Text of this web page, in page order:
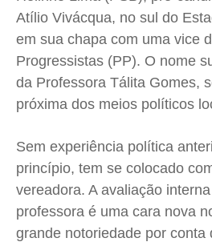
Quem Somos
Anuncie
Termos de Uso
Privacidade
Quem Somos
Anuncie
Termos de Uso
Privacidade
Quem Somos
Anuncie
Termos de Uso
Privacidade
Quem Somos
Anuncie
Termos de Uso
Privacidade
Atílio Vivácqua, no sul do
em sua chapa com uma vice
Progressistas (PP). O nome
da Professora Tálita Gomes,
próxima dos meios políticos
Sem experiência política
princípio, tem se colocado
vereadora. A avaliação
professora é uma cara nova
grande notoriedade por conta